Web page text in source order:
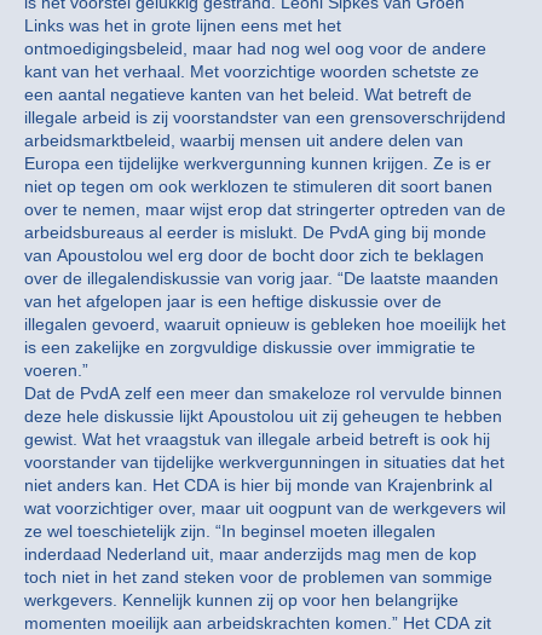
Links was het in grote lijnen eens met het
ontmoedigingsbeleid, maar had nog wel oog voor de andere
kant van het verhaal. Met voorzichtige woorden schetste ze
een aantal negatieve kanten van het beleid. Wat betreft de
illegale arbeid is zij voorstandster van een grensoverschrijdend
arbeidsmarktbeleid, waarbij mensen uit andere delen van
Europa een tijdelijke werkvergunning kunnen krijgen. Ze is er
niet op tegen om ook werklozen te stimuleren dit soort banen
over te nemen, maar wijst erop dat stringerter optreden van de
arbeidsbureaus al eerder is mislukt. De PvdA ging bij monde
van Apoustolou wel erg door de bocht door zich te beklagen
over de illegalendiskussie van vorig jaar. “De laatste maanden
van het afgelopen jaar is een heftige diskussie over de
illegalen gevoerd, waaruit opnieuw is gebleken hoe moeilijk het
is een zakelijke en zorgvuldige diskussie over immigratie te
voeren.”
Dat de PvdA zelf een meer dan smakeloze rol vervulde binnen
deze hele diskussie lijkt Apoustolou uit zij geheugen te hebben
gewist. Wat het vraagstuk van illegale arbeid betreft is ook hij
voorstander van tijdelijke werkvergunningen in situaties dat het
niet anders kan. Het CDA is hier bij monde van Krajenbrink al
wat voorzichtiger over, maar uit oogpunt van de werkgevers wil
ze wel toeschietelijk zijn. “In beginsel moeten illegalen
inderdaad Nederland uit, maar anderzijds mag men de kop
toch niet in het zand steken voor de problemen van sommige
werkgevers. Kennelijk kunnen zij op voor hen belangrijke
momenten moeilijk aan arbeidskrachten komen.” Het CDA zit